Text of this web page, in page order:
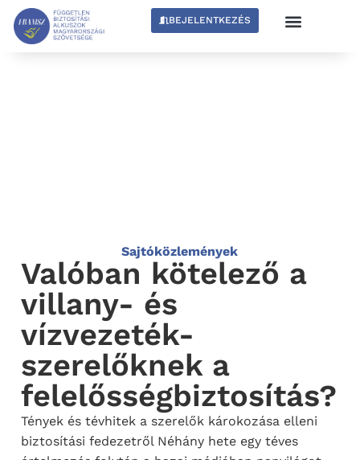
BEJELENTKEZÉS
Sajtóközlemények
Valóban kötelező a
villany- és
vízvezeték-
szerelőknek a
felelősségbiztosítás?
Tények és tévhitek a szerelők károkozása elleni
biztosítási fedezetről Néhány hete egy téves